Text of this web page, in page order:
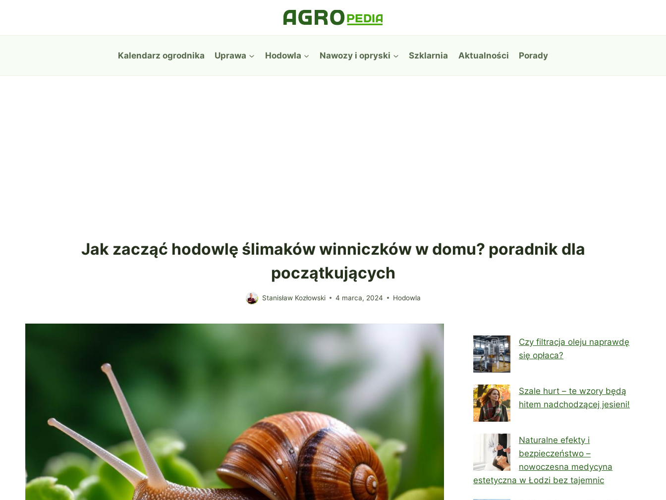
treści
Kalendarz ogrodnika Uprawa Hodowla Nawozy i opryski Szklarnia Aktualności Porady
Jak zacząć hodowlę ślimaków winniczków w domu? poradnik dla
początkujących
Stanisław Kozłowski 4 marca, 2024 Hodowla
Czy filtracja oleju naprawdę
się opłaca?
Szale hurt – te wzory będą
hitem nadchodzącej jesieni!
Naturalne efekty i
bezpieczeństwo –
nowoczesna medycyna
estetyczna w Łodzi bez tajemnic